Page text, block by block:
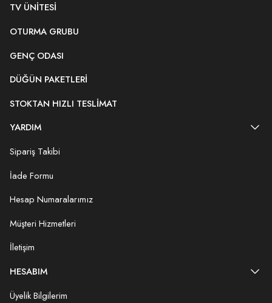
TV ÜNITESI
OTURMA GRUBU
GENÇ ODASI
DÜĞÜN PAKETLERI
STOKTAN HIZLI TESLIMAT
YARDIM
Sipariş Takibi
İade Formu
Hesap Numaralarımız
Müşteri Hizmetleri
İletişim
HESABIM
Üyelik Bilgilerim